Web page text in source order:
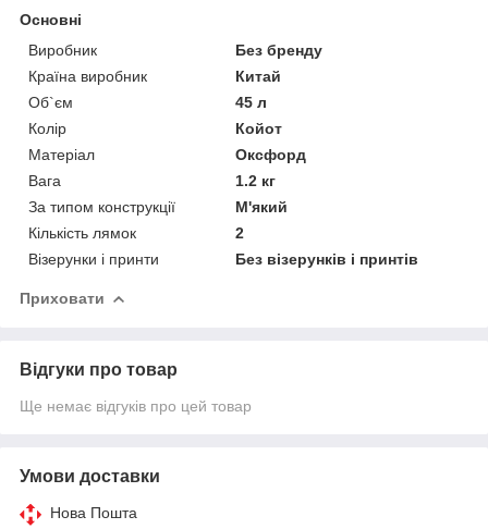
Основні
Виробник
Без бренду
Країна виробник
Китай
Об`єм
45 л
Колір
Койот
Матеріал
Оксфорд
Вага
1.2 кг
За типом конструкції
М'який
Кількість лямок
2
Візерунки і принти
Без візерунків і принтів
Приховати
Відгуки про товар
Ще немає відгуків про цей товар
Умови доставки
Нова Пошта